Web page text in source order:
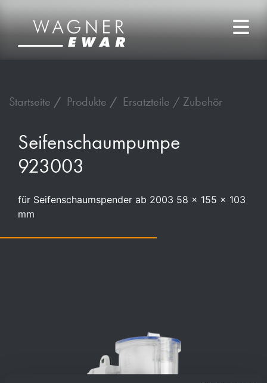
Startseite Produkte Ersatzteile / Zubehör
Seifenschaumpumpe
923003
für Seifenschaumspender ab 2003 58 x 155 x 103
mm